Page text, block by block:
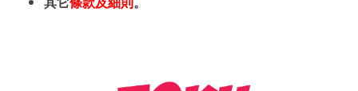
其它條款及細則 。